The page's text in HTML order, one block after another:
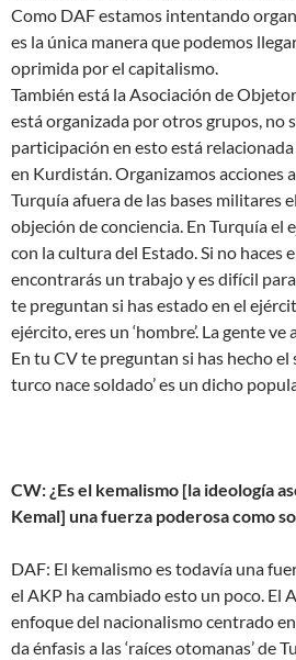
Como DAF estamos intentando
es la única manera que podemos
oprimida por el capitalismo.
También está la Asociación de
está organizada por otros grupos, no
participación en esto está
en Kurdistán. Organizamos acciones
Turquía afuera de las bases militares
objeción de conciencia. En Turquía el
con la cultura del Estado. Si no haces
encontrarás un trabajo y es difícil
te preguntan si has estado en el
ejército, eres un ‘hombre’. La gente ve
En tu CV te preguntan si has hecho el
turco nace soldado’ es un dicho
CW: ¿Es el kemalismo [la ideología
Kemal] una fuerza poderosa como
DAF: El kemalismo es todavía una
el AKP ha cambiado esto un poco. El
enfoque del nacionalismo centrado
da énfasis a las ‘raíces otomanas’ de